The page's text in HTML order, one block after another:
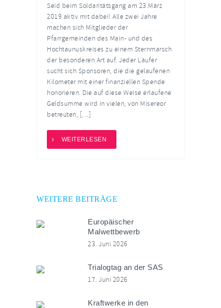
Seid beim Soldaritätsgang am 23.März
2019 aktiv mit dabei! Alle zwei Jahre
machen sich Mitglieder der
Pfarrgemeinden des Main- und des
Hochtaunuskreises zu einem Sternmarsch
der besonderen Art auf. Jeder Läufer
sucht sich Sponsoren, die die gelaufenen
Kilometer mit einer finanziellen Spende
honorieren. Die auf diese Weise erlaufene
Geldsumme wird in vielen, von Misereor
betreuten, […]
WEITERLESEN
WEITERE BEITRÄGE
Europäischer
Malwettbewerb
23. Juni 2026
Trialogtag an der SAS
17. Juni 2026
Kraftwerke in den